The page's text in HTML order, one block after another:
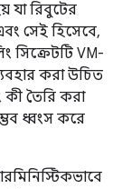
যা রিবুটের
সেই হিসেবে,
সিক্রেটটি VM-
করা উচিত
কী তৈরি করা
ধ্বংস করে